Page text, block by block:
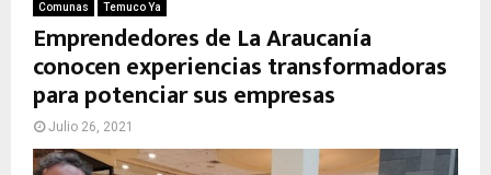
M
A
Comunas Temuco Ya
Emprendedores de La Araucanía
conocen experiencias transformadoras
para potenciar sus empresas
Julio 26, 2021